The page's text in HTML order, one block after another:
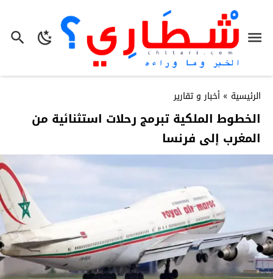
الرئيسية » أخبار و تقارير
الخطوط الملكية تبرمج رحلات استثنائية من
المغرب إلى فرنسا